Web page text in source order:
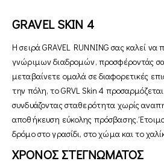
GRAVEL SKIN 4
Η σειρά GRAVEL RUNNING σας καλεί
γνώριμων διαδρομών, προσφέροντάς
μεταβαίνετε ομαλά σε διαφορετικές
την πόλη, το GRVL Skin 4
συνδυάζοντας σταθερότητα χωρίς
αποθήκευση εύκολης πρόσβασης.
δρόμο στο γρασίδι, στο χώμα και το
ΧΡΟΝΟΣ ΣΤΕΓΝΩΜΑΤΟΣ